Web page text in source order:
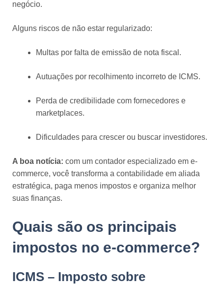
negócio.
Alguns riscos de não estar regularizado:
Multas por falta de emissão de nota fiscal.
Autuações por recolhimento incorreto de ICMS.
Perda de credibilidade com fornecedores e
marketplaces.
Dificuldades para crescer ou buscar investidores.
A boa notícia: com um contador especializado em e-
commerce, você transforma a contabilidade em aliada
estratégica, paga menos impostos e organiza melhor
suas finanças.
Quais são os principais
impostos no e-commerce?
ICMS – Imposto sobre